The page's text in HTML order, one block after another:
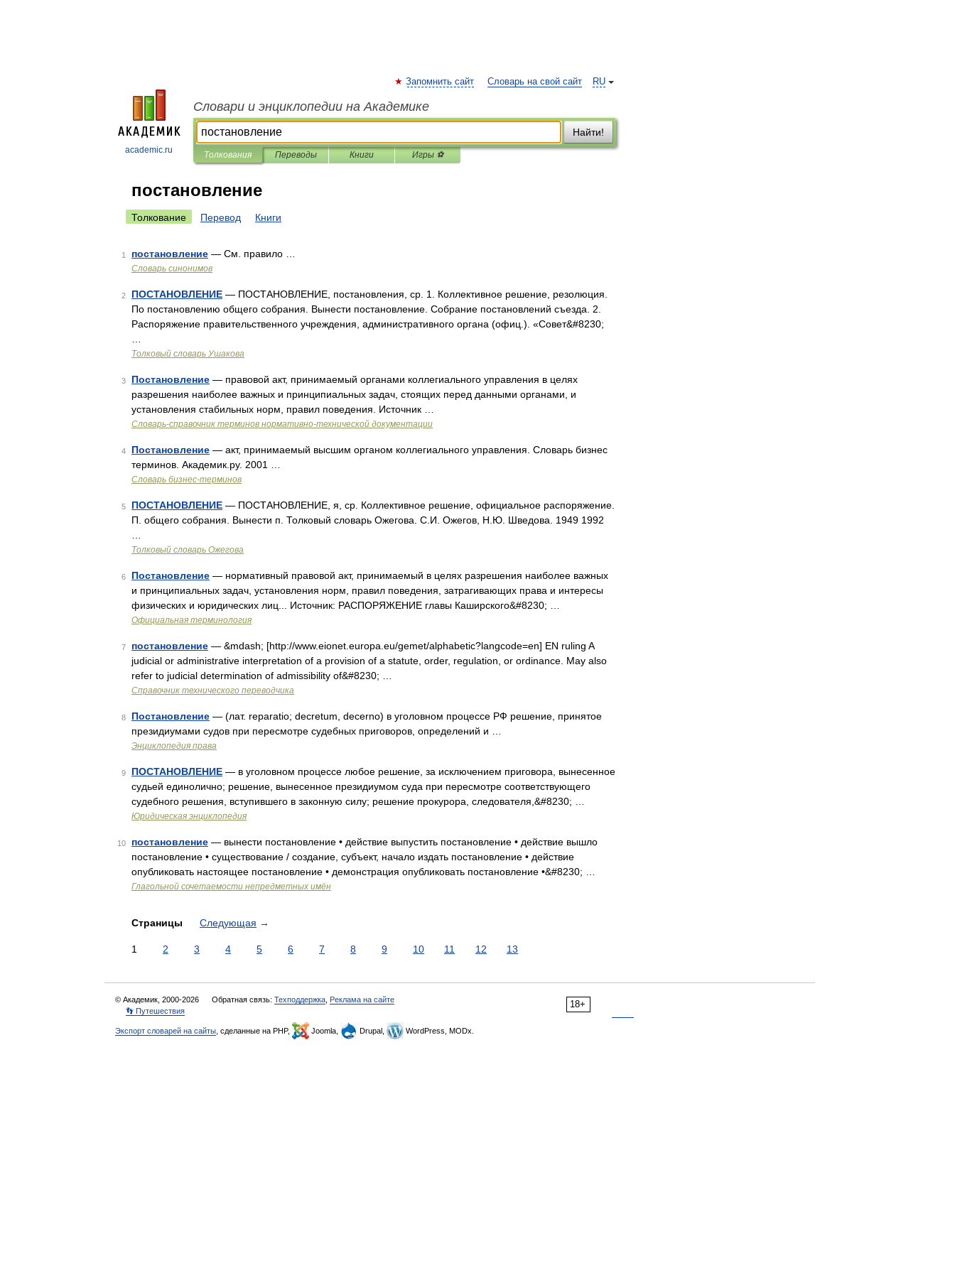
academic.ru
RU
Запомнить сайт Словарь на свой сайт
Словари и энциклопедии на Академике
Найти!
Толкования Переводы Книги Игры ⚽
постановление
Толкование Перевод Книги
1 постановление — См. правило …
Словарь синонимов
2 ПОСТАНОВЛЕНИЕ — ПОСТАНОВЛЕНИЕ, постановления, ср. 1. Коллективное решение, резолюция.
По постановлению общего собрания. Вынести постановление. Собрание постановлений съезда. 2.
Распоряжение правительственного учреждения, административного органа (офиц.). «Совет&#8230;
Толковый словарь Ушакова
3 Постановление — правовой акт, принимаемый органами коллегиального управления в целях
разрешения наиболее важных и принципиальных задач, стоящих перед данными органами, и
установления стабильных норм, правил поведения. Источник …
Словарь-справочник терминов нормативно-технической документации
4 Постановление — акт, принимаемый высшим органом коллегиального управления. Словарь бизнес
терминов. Академик.ру. 2001 …
Словарь бизнес-терминов
5 ПОСТАНОВЛЕНИЕ — ПОСТАНОВЛЕНИЕ, я, ср. Коллективное решение, официальное распоряжение.
П. общего собрания. Вынести п. Толковый словарь Ожегова. С.И. Ожегов, Н.Ю. Шведова. 1949 1992
Толковый словарь Ожегова
6 Постановление — нормативный правовой акт, принимаемый в целях разрешения наиболее важных
и принципиальных задач, установления норм, правил поведения, затрагивающих права и интересы
физических и юридических лиц... Источник: РАСПОРЯЖЕНИЕ главы Каширского&#8230; …
Официальная терминология
7 постановление — &mdash; [http://www.eionet.europa.eu/gemet/alphabetic?langcode=en] EN ruling A
judicial or administrative interpretation of a provision of a statute, order, regulation, or ordinance. May also
refer to judicial determination of admissibility of&#8230; …
Справочник технического переводчика
8 Постановление — (лат. reparatio; decretum, decerno) в уголовном процессе РФ решение, принятое
президиумами судов при пересмотре судебных приговоров, определений и …
Энциклопедия права
9 ПОСТАНОВЛЕНИЕ — в уголовном процессе любое решение, за исключением приговора, вынесенное
судьей единолично; решение, вынесенное президиумом суда при пересмотре соответствующего
судебного решения, вступившего в законную силу; решение прокурора, следователя,&#8230; …
Юридическая энциклопедия
10 постановление — вынести постановление • действие выпустить постановление • действие вышло
постановление • существование / создание, субъект, начало издать постановление • действие
опубликовать настоящее постановление • демонстрация опубликовать постановление •&#8230; …
Глагольной сочетаемости непредметных имён
Страницы Следующая →
1 2 3 4 5 6 7 8 9 10 11 12 13
18+
© Академик, 2000-2026 Обратная связь: Техподдержка Реклама на сайте
👣 Путешествия
Экспорт словарей на сайты , сделанные на PHP, Joomla, Drupal, WordPress, MODx.